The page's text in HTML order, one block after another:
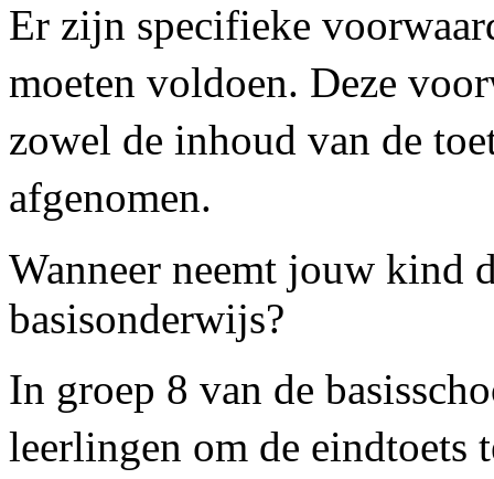
Er zijn specifieke
moeten voldoen. Deze
zowel de inhoud van de
afgenomen.
Wanneer neemt jouw kind
basisonderwijs?
In groep 8 van de
leerlingen om de eindtoets